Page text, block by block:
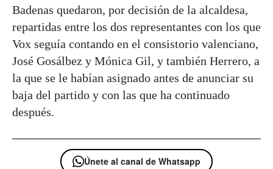
Badenas quedaron, por decisión de la alcaldesa,
repartidas entre los dos representantes con los que
Vox seguía contando en el consistorio valenciano,
José Gosálbez y Mónica Gil, y también Herrero, a
la que se le habían asignado antes de anunciar su
baja del partido y con las que ha continuado
después.
Únete al canal de Whatsapp